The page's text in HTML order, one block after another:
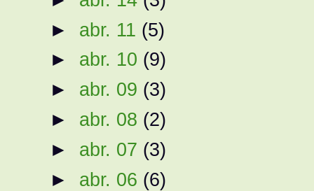
► abr. 11 (5)
► abr. 10 (9)
► abr. 09 (3)
► abr. 08 (2)
► abr. 07 (3)
► abr. 06 (6)